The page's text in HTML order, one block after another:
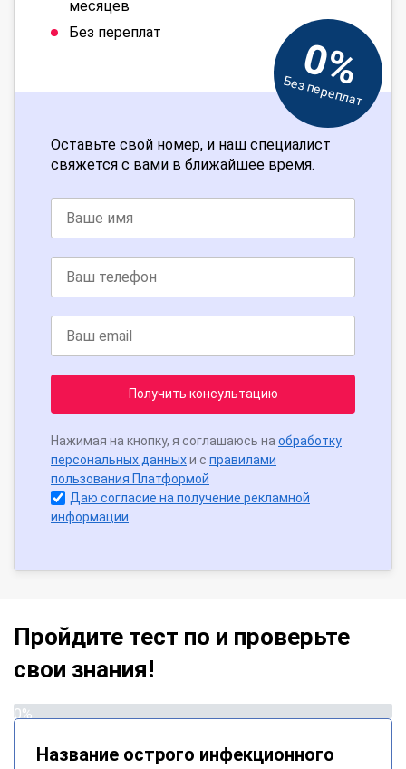
месяцев
Без переплат
0%
Без переплат
Оставьте свой номер, и наш специалист
свяжется с вами в ближайшее время.
Получить консультацию
Нажимая на кнопку, я соглашаюсь на обработку
персональных данныхи с правилами
пользования Платформой
Даю согласие на получение рекламной
информации
Пройдите тест по и проверьте
свои знания!
0%
Название острого инфекционного